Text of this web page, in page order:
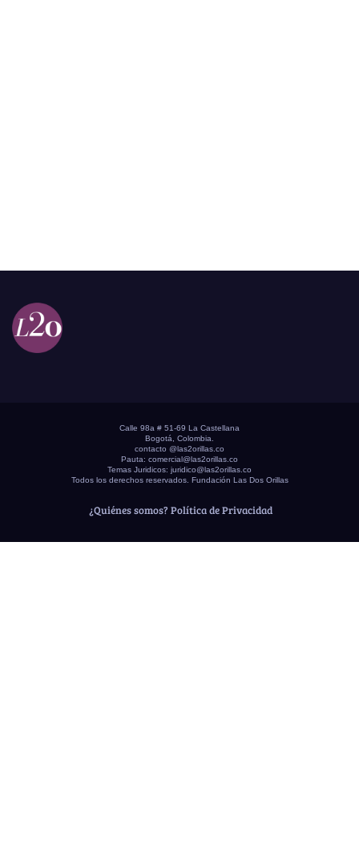
Calle 98a # 51-69 La Castellana
Bogotá, Colombia.
contacto @las2orillas.co
Pauta: comercial@las2orillas.co
Temas Juridicos: juridico@las2orillas.co
Todos los derechos reservados. Fundación Las Dos Orillas
¿Quiénes somos? Política de Privacidad